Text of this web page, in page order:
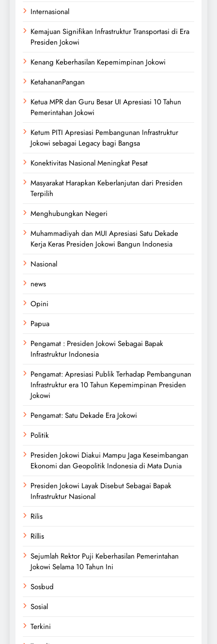
Internasional
Kemajuan Signifikan Infrastruktur Transportasi di Era
Presiden Jokowi
Kenang Keberhasilan Kepemimpinan Jokowi
KetahananPangan
Ketua MPR dan Guru Besar UI Apresiasi 10 Tahun
Pemerintahan Jokowi
Ketum PITI Apresiasi Pembangunan Infrastruktur
Jokowi sebagai Legacy bagi Bangsa
Konektivitas Nasional Meningkat Pesat
Masyarakat Harapkan Keberlanjutan dari Presiden
Terpilih
Menghubungkan Negeri
Muhammadiyah dan MUI Apresiasi Satu Dekade
Kerja Keras Presiden Jokowi Bangun Indonesia
Nasional
news
Opini
Papua
Pengamat : Presiden Jokowi Sebagai Bapak
Infrastruktur Indonesia
Pengamat: Apresiasi Publik Terhadap Pembangunan
Infrastruktur era 10 Tahun Kepemimpinan Presiden
Jokowi
Pengamat: Satu Dekade Era Jokowi
Politik
Presiden Jokowi Diakui Mampu Jaga Keseimbangan
Ekonomi dan Geopolitik Indonesia di Mata Dunia
Presiden Jokowi Layak Disebut Sebagai Bapak
Infrastruktur Nasional
Rilis
Rillis
Sejumlah Rektor Puji Keberhasilan Pemerintahan
Jokowi Selama 10 Tahun Ini
Sosbud
Sosial
Terkini